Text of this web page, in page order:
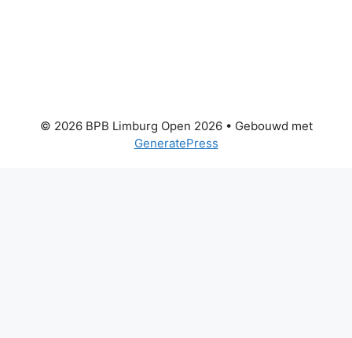
© 2026 BPB Limburg Open 2026• Gebouwd met
GeneratePress